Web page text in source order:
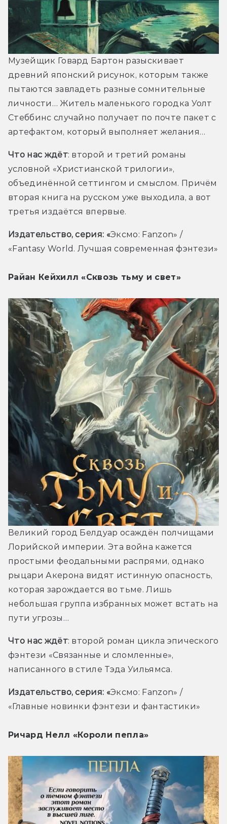
Музейщик Говард Бартон разыскивает
древний японский рисунок, которым также
пытаются завладеть разные сомнительные
личности… Житель маленького городка Уолт
Стеббинс случайно получает по почте пакет с
артефактом, который выполняет желания…
Что нас ждёт: второй и третий романы
условной «Христианской трилогии»,
объединённой сеттингом и смыслом. Причём
вторая книга на русском уже выходила, а вот
третья издаётся впервые.
Издательство, серия: «Эксмо: Fanzon» /
«Fantasy World. Лучшая современная фэнтези»
Райан Кейхилл «Сквозь тьму и свет»
Великий город Белдуар осаждён полчищами
Лорийской империи. Эта война кажется
простыми феодальными распрями, однако
рыцари Акерона видят истинную опасность,
которая зарождается во тьме. Лишь
небольшая группа избранных может встать на
пути угрозы…
Что нас ждёт: второй роман цикла эпического
фэнтези «Связанные и сломленные»,
написанного в стиле Тэда Уильямса.
Издательство, серия: «Эксмо: Fanzon» /
«Главные новинки фэнтези и фантастики»
Ричард Нелл «Короли пепла»